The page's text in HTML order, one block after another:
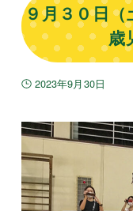
９月３０日
歳
2023年9月30日